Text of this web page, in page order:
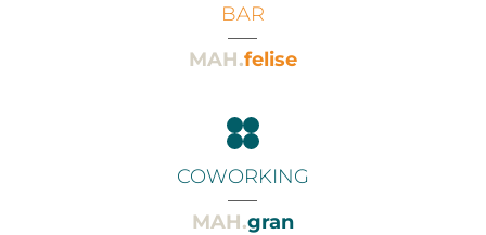
BAR
MAH.felise
COWORKING
MAH.gran